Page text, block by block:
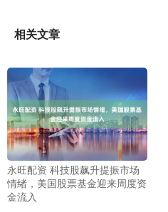
相关文章
永旺配资 科技股飙升提振市场
情绪，美国股票基金迎来周度资
金流入